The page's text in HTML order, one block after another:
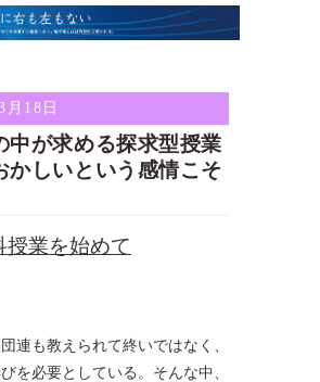
月18日
中が求める探求型授業
かしいという感情こそ
授業を始めて
連も教えられて終いではなく、
を必要としている。そんな中、